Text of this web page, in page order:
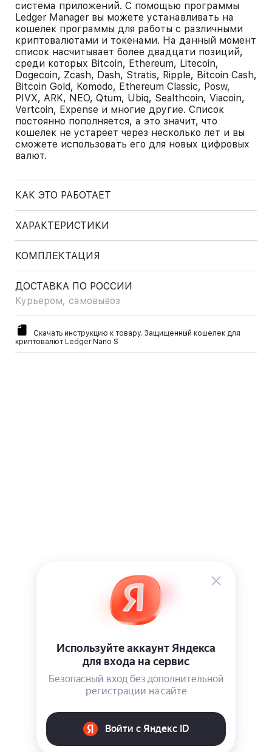
система приложений. С помощью программы
Ledger Manager вы можете устанавливать на
кошелек программы для работы с различными
криптовалютами и токенами. На данный момент
список насчитывает более двадцати позиций,
среди которых Bitcoin, Ethereum, Litecoin,
Dogecoin, Zcash, Dash, Stratis, Ripple, Bitcoin Cash,
Bitcoin Gold, Komodo, Ethereum Classic, Posw,
PIVX, ARK, NEO, Qtum, Ubiq, Sealthcoin, Viacoin,
Vertcoin, Expense и многие другие. Список
постоянно пополняется, а это значит, что
кошелек не устареет через несколько лет и вы
сможете использовать его для новых цифровых
валют.
КАК ЭТО РАБОТАЕТ
ХАРАКТЕРИСТИКИ
КОМПЛЕКТАЦИЯ
ДОСТАВКА ПО РОССИИ
Курьером, самовывоз
Скачать инструкцию к товару. Защищенный кошелек для
криптовалют Ledger Nano S